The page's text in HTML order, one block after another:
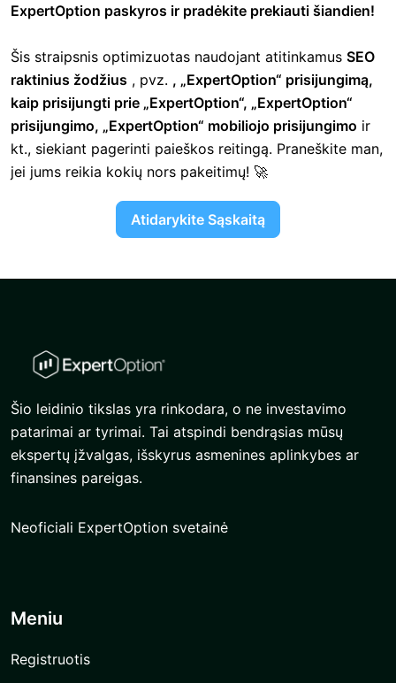
ExpertOption paskyros ir pradėkite prekiauti šiandien!
Šis straipsnis optimizuotas naudojant atitinkamus SEO
raktinius žodžius , pvz. , „ExpertOption“ prisijungimą,
kaip prisijungti prie „ExpertOption“, „ExpertOption“
prisijungimo, „ExpertOption“ mobiliojo prisijungimo ir
kt., siekiant pagerinti paieškos reitingą. Praneškite man,
jei jums reikia kokių nors pakeitimų! 🚀
Atidarykite Sąskaitą
Šio leidinio tikslas yra rinkodara, o ne investavimo
patarimai ar tyrimai. Tai atspindi bendrąsias mūsų
ekspertų įžvalgas, išskyrus asmenines aplinkybes ar
finansines pareigas.
Neoficiali ExpertOption svetainė
Meniu
Registruotis